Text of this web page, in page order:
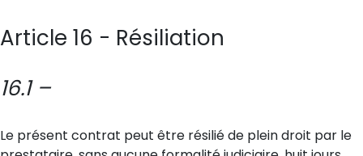
Article 16 - Résiliation
16.1 –
Le présent contrat peut être résilié de plein droit par le